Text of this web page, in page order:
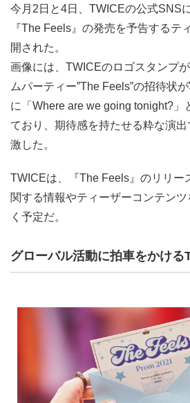
今月2日と4日、TWICEの公式SNS
『The Feels』の発売を予告するテ
開された。
画像には、TWICEのロゴスタンプ
ムパーティー”The Feels”の招待状
に「Where are we going tonight?」
ており、期待感を持たせる粋な演
激した。
TWICEは、『The Feels』のリリー
関する情報やティーザーコンテン
く予定だ。
グローバル活動に拍車をかける